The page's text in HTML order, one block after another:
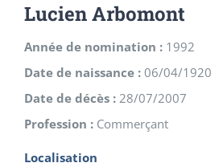
Lucien Arbomont
Année de nomination : 1992
Date de naissance : 06/04/1920
Date de décès : 28/07/2007
Profession : Commerçant
Localisation